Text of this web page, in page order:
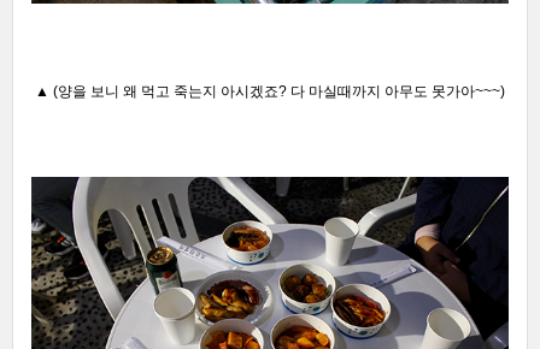
▲ (양을 보니 왜 먹고 죽는지 아시겠죠? 다 마실때까지 아무도 못가아~~~)